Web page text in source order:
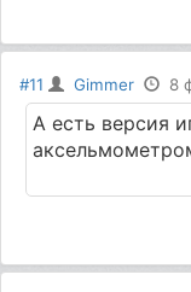
#11 Gimmer 8
А есть версия